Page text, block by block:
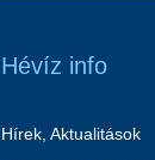
Hévíz info
Hírek, Aktualitások